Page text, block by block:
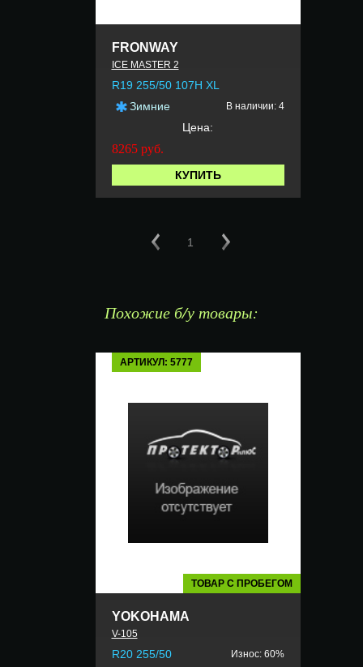
FRONWAY
ICE MASTER 2
R19 255/50 107H XL
Зимние
В наличии: 4
Цена:
8265 руб.
КУПИТЬ
1
Похожие б/у товары:
АРТИКУЛ: 5777
ТОВАР С ПРОБЕГОМ
YOKOHAMA
V-105
R20 255/50 Износ: 60%